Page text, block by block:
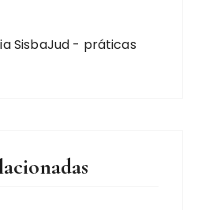
SisbaJud - práticas